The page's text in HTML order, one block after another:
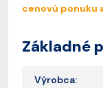
cenovú ponuku
Základné
Výrobca: